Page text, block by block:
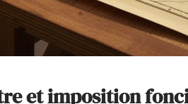
et imposition